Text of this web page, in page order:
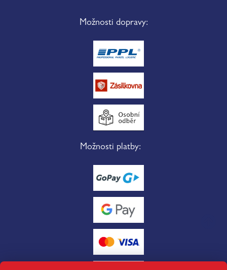
Možnosti dopravy:
Možnosti platby: